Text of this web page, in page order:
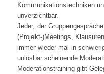
Kommunikationstechniken
unverzichtbar.
Jeder, der
(Projekt-)Meetings,
immer wieder mal in
unlösbar scheinende
Moderationstraining gibt